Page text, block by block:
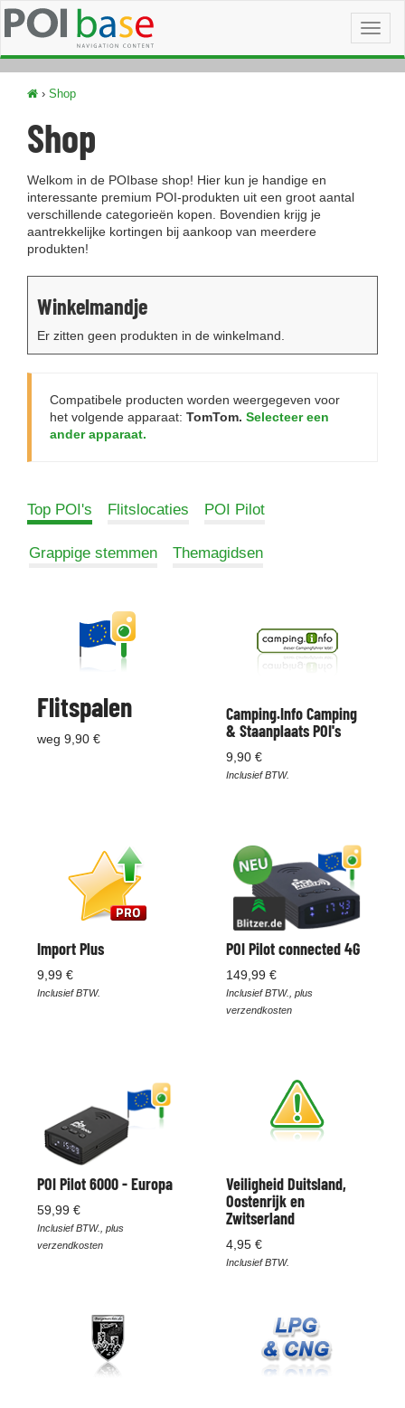
› Shop
Shop
Welkom in de POIbase shop! Hier kun je handige en
interessante premium POI-produkten uit een groot aantal
verschillende categorieën kopen. Bovendien krijg je
aantrekkelijke kortingen bij aankoop van meerdere
produkten!
Winkelmandje
Er zitten geen produkten in de winkelmand.
Compatibele producten worden weergegeven voor
het volgende apparaat: TomTom. Selecteer een
ander apparaat.
Top POI's Flitslocaties POI Pilot
Grappige stemmen Themagidsen
Flitspalen
weg 9,90 €
Camping.Info Camping
& Staanplaats POI's
9,90 €
Inclusief BTW.
Import Plus
9,99 €
Inclusief BTW.
POI Pilot connected 4G
149,99 €
Inclusief BTW., plus
verzendkosten
POI Pilot 6000 - Europa
59,99 €
Inclusief BTW., plus
verzendkosten
Veiligheid Duitsland,
Oostenrijk en
Zwitserland
4,95 €
Inclusief BTW.